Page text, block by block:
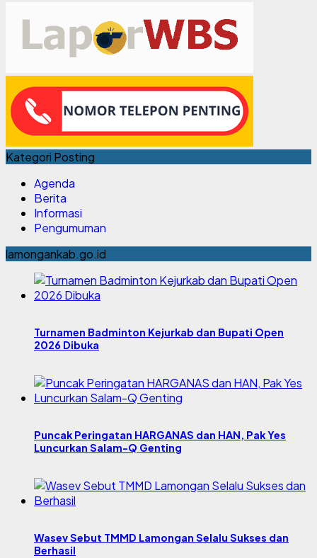
Kategori Posting
Agenda
Berita
Informasi
Pengumuman
lamongankab.go.id
Turnamen Badminton Kejurkab dan Bupati Open
2026 Dibuka
Puncak Peringatan HARGANAS dan HAN, Pak Yes
Luncurkan Salam-Q Genting
Wasev Sebut TMMD Lamongan Selalu Sukses dan
Berhasil